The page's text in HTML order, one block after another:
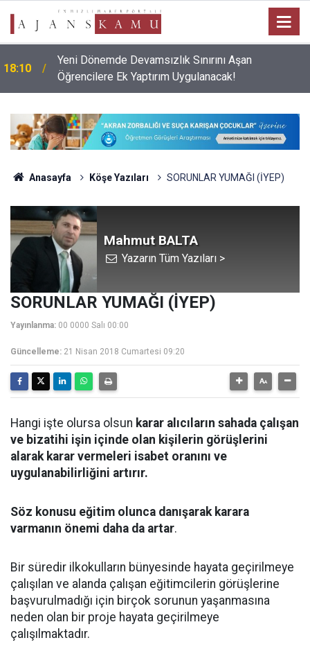
18:10
Yeni Dönemde Devamsızlık Sınırını Aşan
Öğrencilere Ek Yaptırım Uygulanacak!
Anasayfa Köşe Yazıları SORUNLAR YUMAĞI (İYEP)
Mahmut BALTA
Yazarın Tüm Yazıları >
SORUNLAR YUMAĞI (İYEP)
Yayınlanma: 00 0000 Salı 00:00
Güncelleme: 21 Nisan 2018 Cumartesi 09:20
Hangi işte olursa olsun karar alıcıların sahada çalışan
ve bizatihi işin içinde olan kişilerin görüşlerini
alarak karar vermeleri isabet oranını ve
uygulanabilirliğini artırır.
Söz konusu eğitim olunca danışarak karara
varmanın önemi daha da artar.
Bir süredir ilkokulların bünyesinde hayata geçirilmeye
çalışılan ve alanda çalışan eğitimcilerin görüşlerine
başvurulmadığı için birçok sorunun yaşanmasına
neden olan bir proje hayata geçirilmeye
çalışılmaktadır.